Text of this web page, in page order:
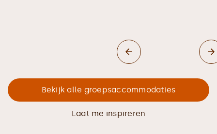
Bekijk alle groepsaccommodaties
Laat me inspireren